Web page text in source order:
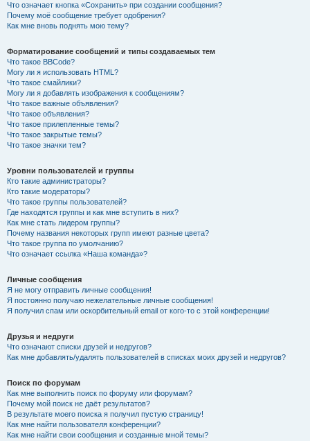
Что означает кнопка «Сохранить» при создании сообщения?
Почему моё сообщение требует одобрения?
Как мне вновь поднять мою тему?
Форматирование сообщений и типы создаваемых тем
Что такое BBCode?
Могу ли я использовать HTML?
Что такое смайлики?
Могу ли я добавлять изображения к сообщениям?
Что такое важные объявления?
Что такое объявления?
Что такое прилепленные темы?
Что такое закрытые темы?
Что такое значки тем?
Уровни пользователей и группы
Кто такие администраторы?
Кто такие модераторы?
Что такое группы пользователей?
Где находятся группы и как мне вступить в них?
Как мне стать лидером группы?
Почему названия некоторых групп имеют разные цвета?
Что такое группа по умолчанию?
Что означает ссылка «Наша команда»?
Личные сообщения
Я не могу отправить личные сообщения!
Я постоянно получаю нежелательные личные сообщения!
Я получил спам или оскорбительный email от кого-то с этой конференции!
Друзья и недруги
Что означают списки друзей и недругов?
Как мне добавлять/удалять пользователей в списках моих друзей и недругов?
Поиск по форумам
Как мне выполнить поиск по форуму или форумам?
Почему мой поиск не даёт результатов?
В результате моего поиска я получил пустую страницу!
Как мне найти пользователя конференции?
Как мне найти свои сообщения и созданные мной темы?